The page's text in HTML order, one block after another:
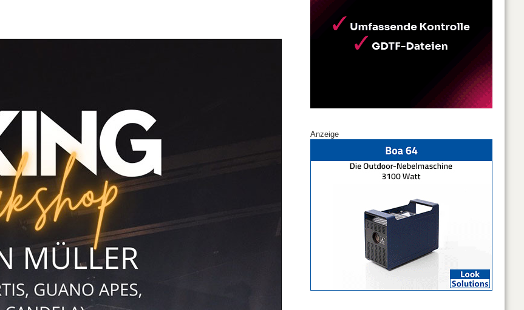
Anzeige